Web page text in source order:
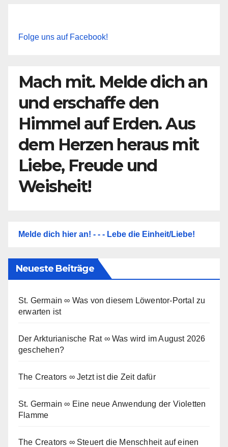
Folge uns auf Facebook!
Mach mit. Melde dich an
und erschaffe den
Himmel auf Erden. Aus
dem Herzen heraus mit
Liebe, Freude und
Weisheit!
Melde dich hier an! - - - Lebe die Einheit/Liebe!
Neueste Beiträge
St. Germain ∞ Was von diesem Löwentor-Portal zu
erwarten ist
Der Arkturianische Rat ∞ Was wird im August 2026
geschehen?
The Creators ∞ Jetzt ist die Zeit dafür
St. Germain ∞ Eine neue Anwendung der Violetten
Flamme
The Creators ∞ Steuert die Menschheit auf einen